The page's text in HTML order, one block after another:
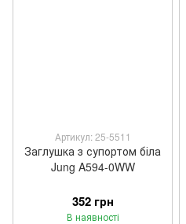
Артикул: 25-5511
Заглушка з супортом біла
Jung A594-0WW
352 грн
В наявності